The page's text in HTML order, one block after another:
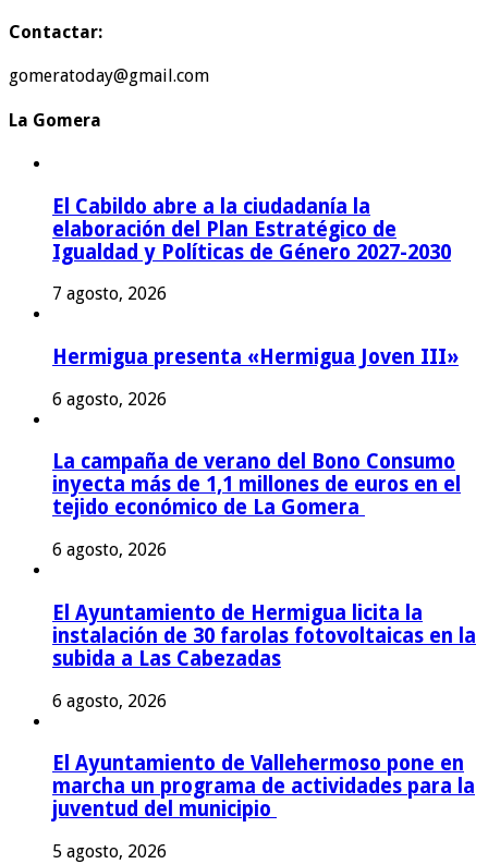
Contactar:
gomeratoday@gmail.com
La Gomera
El Cabildo abre a la ciudadanía la
elaboración del Plan Estratégico de
Igualdad y Políticas de Género 2027-2030
7 agosto, 2026
Hermigua presenta «Hermigua Joven III»
6 agosto, 2026
La campaña de verano del Bono Consumo
inyecta más de 1,1 millones de euros en el
tejido económico de La Gomera
6 agosto, 2026
El Ayuntamiento de Hermigua licita la
instalación de 30 farolas fotovoltaicas en la
subida a Las Cabezadas
6 agosto, 2026
El Ayuntamiento de Vallehermoso pone en
marcha un programa de actividades para la
juventud del municipio
5 agosto, 2026